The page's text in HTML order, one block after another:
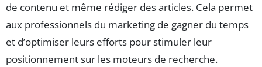
de contenu et même rédiger des articles. Cela permet
aux professionnels du marketing de gagner du temps
et d’optimiser leurs efforts pour stimuler leur
positionnement sur les moteurs de recherche.